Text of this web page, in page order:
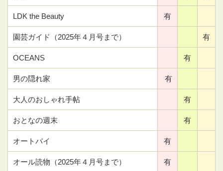
LDK the Beauty 有
園芸ガイド（2025年４月号まで） 有
OCEANS 有
男の隠れ家 有
大人のおしゃれ手帖 有
おとなの週末 有
オートバイ 有
オール読物（2025年４月号まで） 有